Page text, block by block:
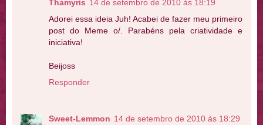
Thamyris 14 de setembro de 2010 às 18:19
Adorei essa ideia Juh! Acabei de fazer meu primeiro
post do Meme o/. Parabéns pela criatividade e
iniciativa!
Beijoss
Responder
Sweet-Lemmon 14 de setembro de 2010 às 18:29